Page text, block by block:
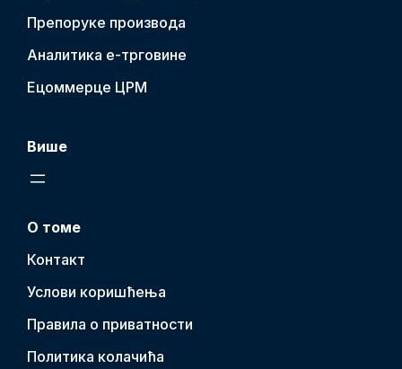
Препоруке производа
Аналитика е-трговине
Ецоммерце ЦРМ
Више
О томе
Контакт
Услови коришћења
Правила о приватности
Политика колачића